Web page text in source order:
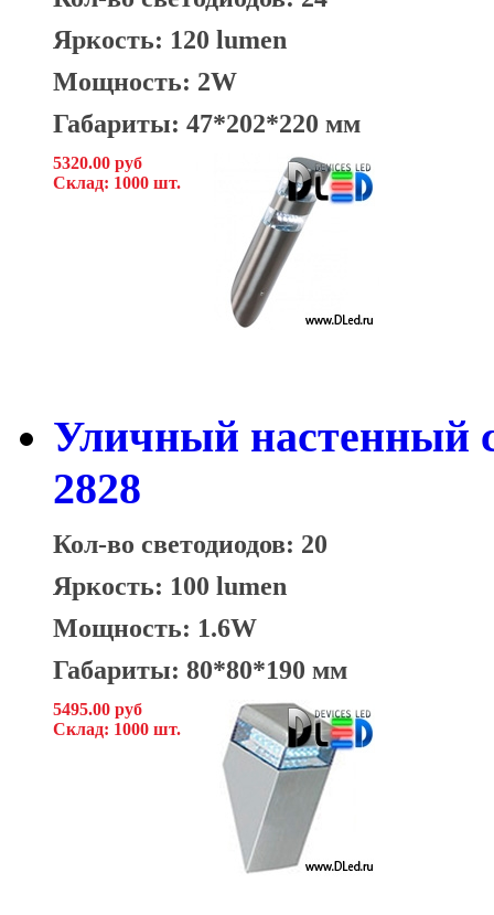
Яркость: 120 lumen
Мощность: 2W
Габариты: 47*202*220 мм
5320.00 руб
Склад: 1000 шт.
Уличный настенный
2828
Кол-во светодиодов: 20
Яркость: 100 lumen
Мощность: 1.6W
Габариты: 80*80*190 мм
5495.00 руб
Склад: 1000 шт.